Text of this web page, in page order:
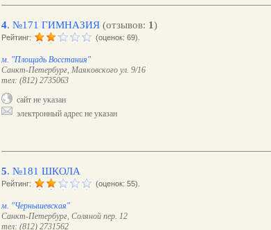
4. №171 ГИМНАЗИЯ(отзывов: 1)
Рейтинг: (оценок: 69).
м. "Площадь Восстания"
Санкт-Петербург, Маяковского ул. 9/16
тел: (812) 2735063
сайт не указан
электронный адрес не указан
5. №181 ШКОЛА
Рейтинг: (оценок: 55).
м. "Чернышевская"
Санкт-Петербург, Соляной пер. 12
тел: (812) 2731562